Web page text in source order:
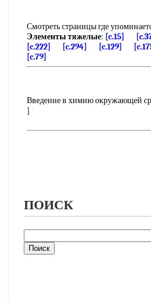
Смотреть страницы где
Элементы тяжелые: [c.15]
[c.222]
[c.294] [c.129]
[c.79]
Введение в химию окружающей
]
ПОИСК